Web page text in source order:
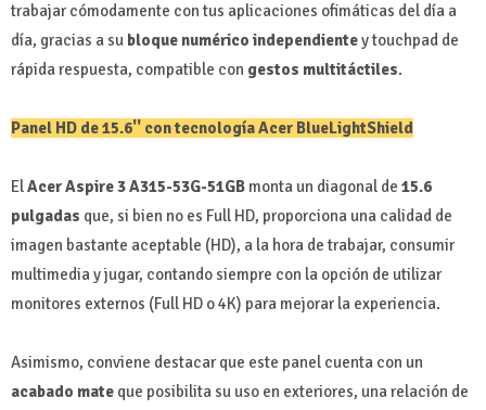
trabajar cómodamente con tus aplicaciones ofimáticas del día a
día, gracias a su bloque numérico independientey touchpad de
rápida respuesta, compatible con gestos multitáctiles.
Panel HD de 15.6'' con tecnología Acer BlueLightShield
ElAcer Aspire 3 A315-53G-51GB monta un diagonal de 15.6
pulgadas que, si bien no es Full HD, proporciona una calidad de
imagen bastante aceptable (HD), a la hora de trabajar, consumir
multimedia y jugar, contando siempre con la opción de utilizar
monitores externos (Full HD o 4K) para mejorar la experiencia.
Asimismo, conviene destacar que este panel cuenta con un
acabado mate que posibilita su uso en exteriores, una relación de